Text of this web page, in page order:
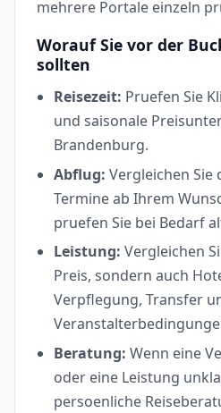
mehrere Portale einzeln
Worauf Sie vor der
sollten
Reisezeit: Pruefen Sie
und saisonale
Brandenburg.
Abflug: Vergleichen Sie
Termine ab Ihrem
pruefen Sie bei Bedarf
Leistung: Vergleichen
Preis, sondern auch
Verpflegung, Transfer
Beratung: Wenn eine
oder eine Leistung
persoenliche